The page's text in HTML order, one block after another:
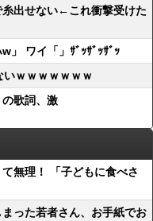
糸出せない←これ衝撃受けた
」 ワイ「」ｻﾞｯｻﾞｯｻﾞｯ
いｗｗｗｗｗｗｗ
の歌詞、激
無理！ 「子どもに食べさ
った若者さん、お手紙でお